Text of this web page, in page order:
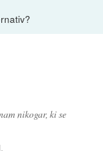
nikogar, ki se